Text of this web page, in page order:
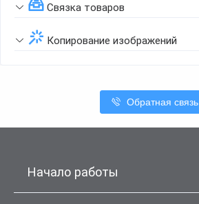
Связка товаров
Копирование изображений
Обратная связь
Начало работы